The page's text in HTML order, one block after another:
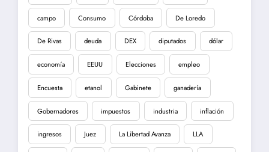
campo Consumo Córdoba De Loredo
De Rivas deuda DEX diputados dólar
economía EEUU Elecciones empleo
Encuesta etanol Gabinete ganadería
Gobernadores impuestos industria inflación
ingresos Juez La Libertad Avanza LLA